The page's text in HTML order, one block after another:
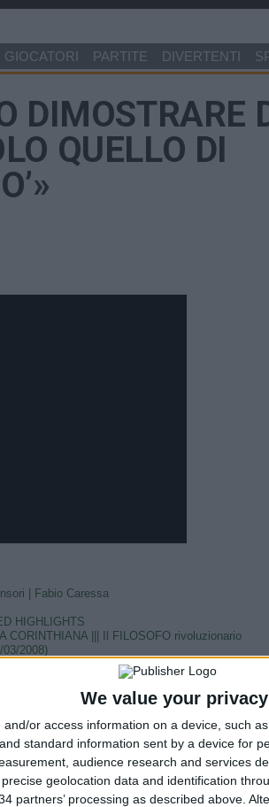
We value your privacy
and/or access information on a device, such
standard information sent by a device for
audience research and services
geolocation data and identification
partners’ processing as described above.
GIOCATORI PARTITE DIVERTENTI
DIMOSTRARE
QUELLO DI
| Fabio Caressa
HIGHLIGHTS
CORINTHIANA ||| Il FILOSOFO rivoluzionario
03/2008)